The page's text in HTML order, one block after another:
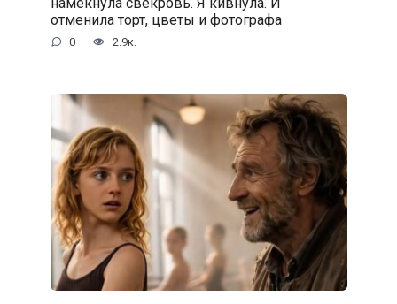
отменила торт, цветы и фотографа
0 2.9к.